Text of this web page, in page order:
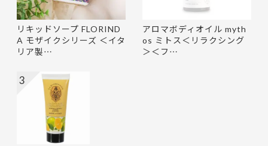
リキッドソープ FLORIND
A モザイクシリーズ ＜イタ
リア製…
アロマボディオイル myth
os ミトス＜リラクシング
＞＜フ…
3